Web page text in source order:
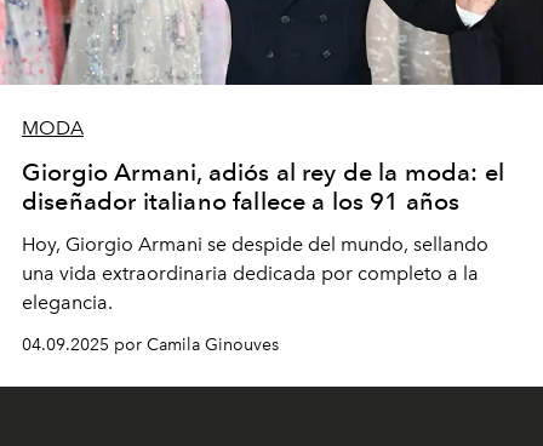
MODA
Giorgio Armani, adiós al rey de la moda: el
diseñador italiano fallece a los 91 años
Hoy, Giorgio Armani se despide del mundo, sellando
una vida extraordinaria dedicada por completo a la
elegancia.
04.09.2025 por Camila Ginouves